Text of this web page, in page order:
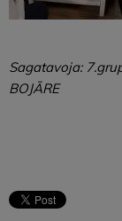
Sagatavoja:
BOJĀRE